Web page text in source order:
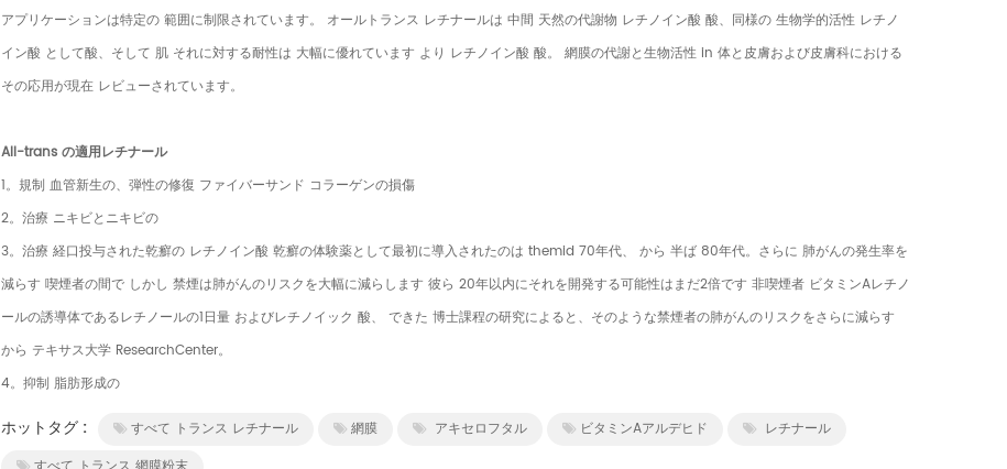
アプリケーションは特定の 範囲に制限されています。 オールトランス レチナールは 中間 天然の代謝物 レチノイン酸 酸、同様の 生物学的活性 レチノ
イン酸 として酸、そして 肌 それに対する耐性は 大幅に優れています より レチノイン酸 酸。 網膜の代謝と生物活性 in 体と皮膚および皮膚科における
その応用が現在 レビューされています。
All-trans の適用レチナール
1。規制 血管新生の、弾性の修復 ファイバーサンド コラーゲンの損傷
2。治療 ニキビとニキビの
3。治療 経口投与された乾癬の レチノイン酸 乾癬の体験薬として最初に導入されたのは themid 70年代、 から 半ば 80年代。さらに 肺がんの発生率を
減らす 喫煙者の間で しかし 禁煙は肺がんのリスクを大幅に減らします 彼ら 20年以内にそれを開発する可能性はまだ2倍です 非喫煙者 ビタミンAレチノ
ールの誘導体であるレチノールの1日量 およびレチノイック 酸、 できた 博士課程の研究によると、そのような禁煙者の肺がんのリスクをさらに減らす
から テキサス大学 ResearchCenter。
4。抑制 脂肪形成の
ホットタグ : すべて トランス レチナール 網膜 アキセロフタル ビタミンAアルデヒド
レチナール